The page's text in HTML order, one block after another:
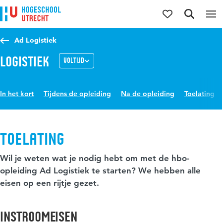
Direct naar de inhoud
Direct naar de hoofdnavigatie
Direct naar de zoekfunctie
Ad Logistiek
Logistiek Voltijd
In het kort Tijdens de opleiding Na de opleiding Toelating
Toelating
Wil je weten wat je nodig hebt om met de hbo-
opleiding Ad Logistiek te starten? We hebben alle
eisen op een rijtje gezet.
Instroomeisen